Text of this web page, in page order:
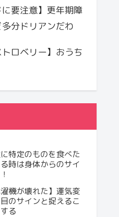
に要注意】更年期障
分ドリアンだわ
トロベリー】おうち
特定のものを食べた
時は身体からのサイ
濯機が壊れた】運気変
のサインと捉えるこ
る